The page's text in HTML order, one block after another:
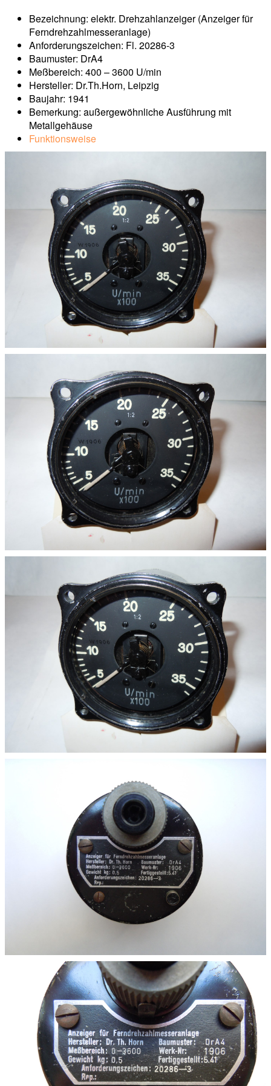
Bezeichnung: elektr. Drehzahlanzeiger (Anzeiger für
Ferndrehzahlmesseranlage)
Anforderungszeichen: Fl. 20286-3
Baumuster: DrA4
Meßbereich: 400 – 3600 U/min
Hersteller: Dr.Th.Horn, Leipzig
Baujahr: 1941
Bemerkung: außergewöhnliche Ausführung mit
Metallgehäuse
Funktionsweise